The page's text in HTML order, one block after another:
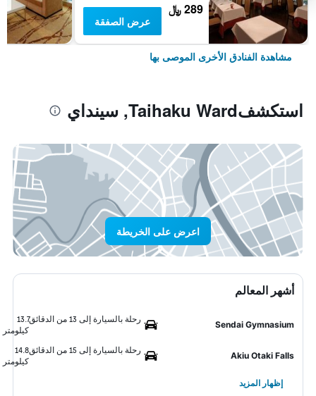
289 ﷼
عرض الصفقة
مشاهدة الفنادق الأخرى الموصى بها
استكشفTaihaku Ward, سينداي
اعرض على الخريطة
أشهر المعالم
Sendai Gymnasium
رحلة بالسيارة إلى 13 من الدقائق
13.7
كيلومتر
Akiu Otaki Falls
رحلة بالسيارة إلى 15 من الدقائق
14.8
كيلومتر
إظهار المزيد